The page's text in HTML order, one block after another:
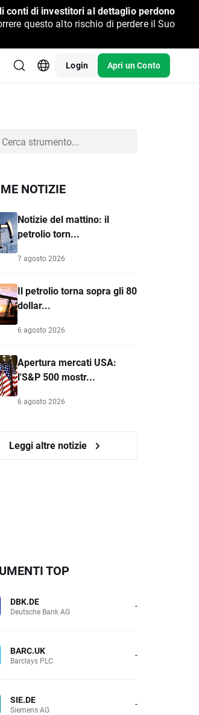
conti di investitori al dettaglio perdono
questo alto rischio di perdere il Suo
Login Apri un Conto
NOTIZIE
Notizie del mattino: il
petrolio torn...
7 agosto 2026
Il petrolio torna sopra gli 80
dollar...
6 agosto 2026
Apertura mercati USA:
l'S&P 500 mostr...
6 agosto 2026
Leggi altre notizie
TOP
DBK.DE
Deutsche Bank AG -
BARC.UK
Barclays PLC -
SIE.DE
Siemens AG -